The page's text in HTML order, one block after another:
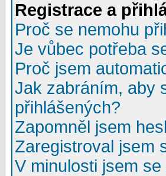
Registrace a
Proč se nemohu
Je vůbec potřeba
Proč jsem
Jak zabráním, aby
přihlášených?
Zapomněl jsem
Zaregistroval jsem
V minulosti jsem